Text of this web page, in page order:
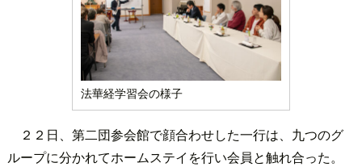
法華経学習会の様子
２２日、第二団参会館で顔合わせした一行は、九つのグ
ループに分かれてホームステイを行い会員と触れ合った。